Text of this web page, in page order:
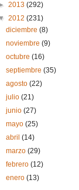
2013 (292)
2012 (231)
diciembre(8)
noviembre(9)
octubre(16)
septiembre(35)
agosto(22)
julio(21)
junio(27)
mayo(25)
abril(14)
marzo(29)
febrero(12)
enero(13)